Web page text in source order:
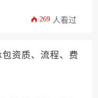
地获取承包资格。
269 人看过
资质、流程、费